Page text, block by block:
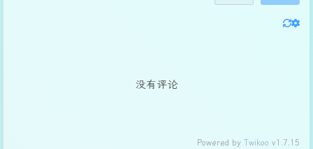
没有评论
Powered by Twikoo v1.7.15